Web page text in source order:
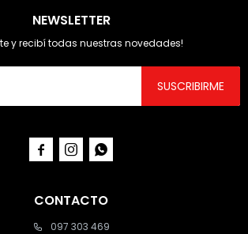
CONTACTO
097 303 469
NEWSLETTER
y recibí todas nuestras novedades!
SUSCRIBIRME
  